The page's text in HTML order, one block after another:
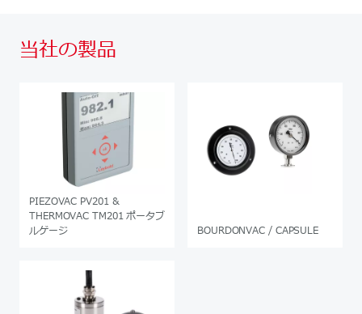
当社の製品
PIEZOVAC PV201 &
THERMOVAC TM201 ポータブ
ルゲージ
BOURDONVAC / CAPSULE